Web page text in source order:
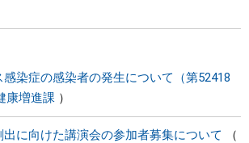
染症の感染者の発生について（第52418
康増進課
に向けた講演会の参加者募集について